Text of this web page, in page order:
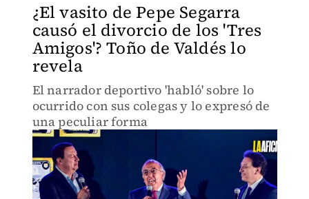
¿El vasito de Pepe Segarra
causó el divorcio de los 'Tres
Amigos'? Toño de Valdés lo
revela
El narrador deportivo 'habló' sobre lo
ocurrido con sus colegas y lo expresó de
una peculiar forma